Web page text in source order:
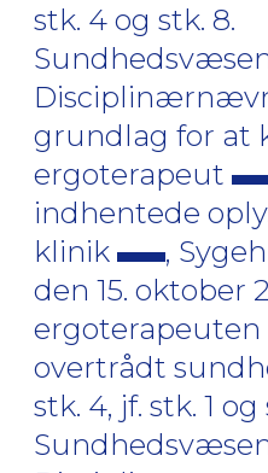
stk. 4 og stk. 8.
grundlag for at
ergoterapeut
indhentede
klinik
,
den 15. oktober
ergoterapeuten
overtrådt
stk. 4, jf. stk. 1 og